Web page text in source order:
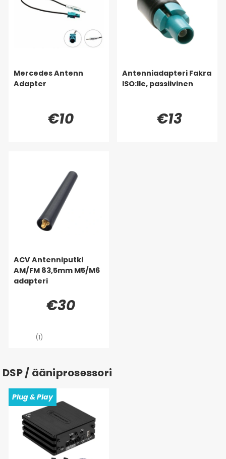
Mercedes Antenn
Adapter
€10
Antenniadapteri Fakra
ISO:lle, passiivinen
€13
ACV Antenniputki
AM/FM 83,5mm M5/M6
adapteri
€30
(1)
DSP / ääniprosessori
Plug & Play